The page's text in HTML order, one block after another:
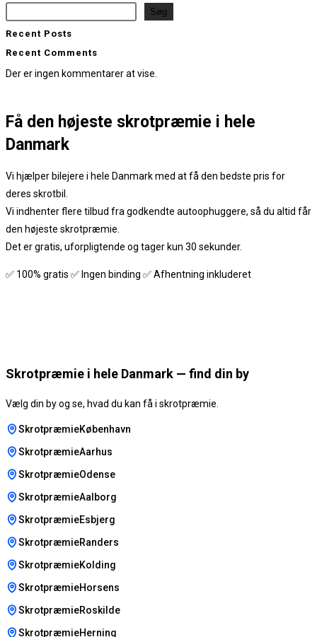
Søg
Recent Posts
Recent Comments
Der er ingen kommentarer at vise.
Få den højeste skrotpræmie i hele
Danmark
Vi hjælper bilejere i hele Danmark med at få den bedste pris for
deres skrotbil.
Vi indhenter flere tilbud fra godkendte autoophuggere, så du altid får
den højeste skrotpræmie.
Det er gratis, uforpligtende og tager kun 30 sekunder.
✅ 100% gratis ✅ Ingen binding ✅ Afhentning inkluderet
Skrotpræmie i hele Danmark — find din by
Vælg din by og se, hvad du kan få i skrotpræmie.
SkrotpræmieKøbenhavn
SkrotpræmieAarhus
SkrotpræmieOdense
SkrotpræmieAalborg
SkrotpræmieEsbjerg
SkrotpræmieRanders
SkrotpræmieKolding
SkrotpræmieHorsens
SkrotpræmieRoskilde
SkrotpræmieHerning